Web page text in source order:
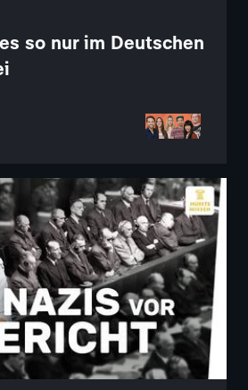
so nur im Deutschen